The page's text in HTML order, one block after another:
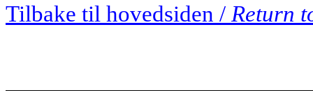
Tilbake til hovedsiden / Return